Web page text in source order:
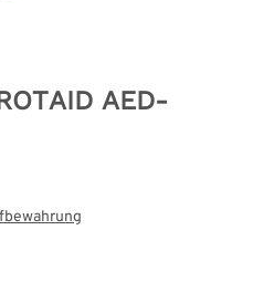
AED-